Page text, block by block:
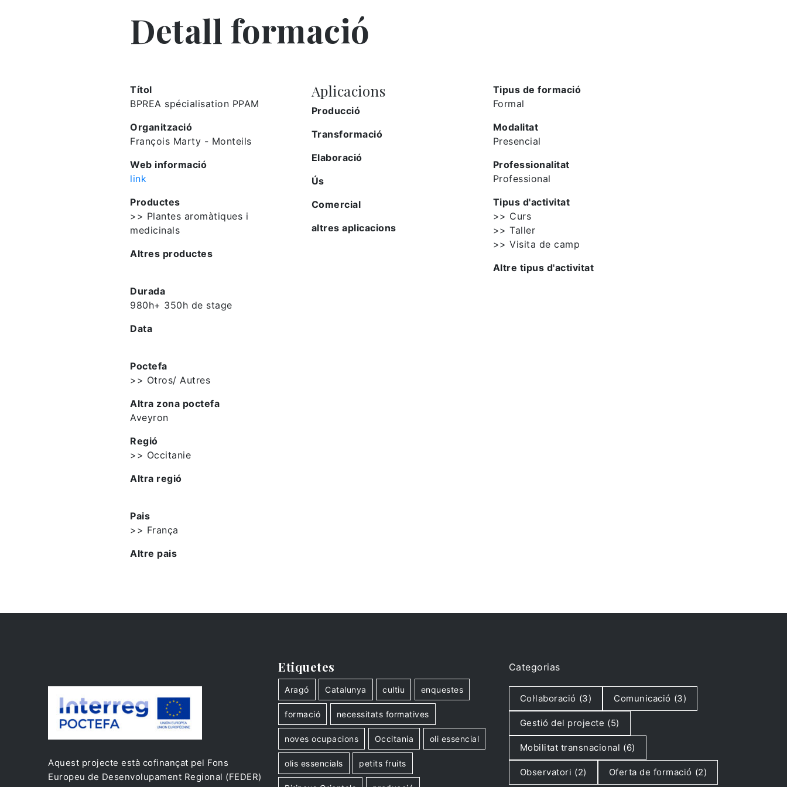
Detall formació
Títol
BPREA spécialisation PPAM
Organització
François Marty - Monteils
Web informació
link
Productes
>> Plantes aromàtiques i
medicinals
Altres productes
Durada
980h+ 350h de stage
Data
Poctefa
>> Otros/ Autres
Altra zona poctefa
Aveyron
Regió
>> Occitanie
Altra regió
Pais
>> França
Altre pais
Aplicacions
Producció
Transformació
Elaboració
Ús
Comercial
altres aplicacions
Tipus de formació
Formal
Modalitat
Presencial
Professionalitat
Professional
Tipus d'activitat
>> Curs
>> Taller
>> Visita de camp
Altre tipus d'activitat
Aquest projecte està cofinançat pel Fons
Europeu de Desenvolupament Regional (FEDER)
Etiquetes
Aragó Catalunya cultiu enquestes
formació necessitats formatives
noves ocupacions Occitania oli essencial
olis essencials petits fruits
Categorias
Col·laboració (3) Comunicació (3)
Gestió del projecte (5)
Mobilitat transnacional (6)
Observatori (2) Oferta de formació (2)